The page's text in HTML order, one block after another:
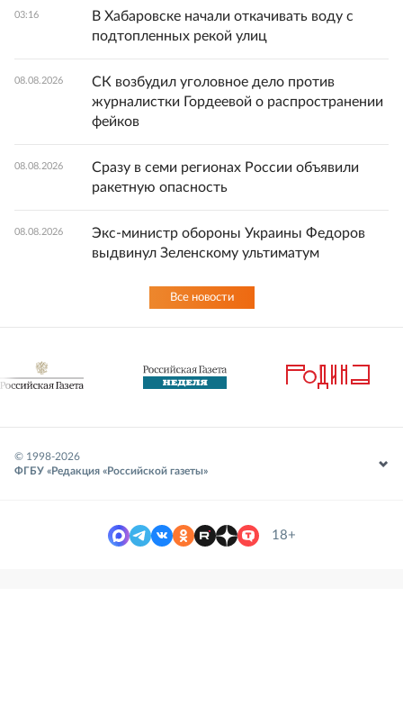
03:16
В Хабаровске начали откачивать воду с
подтопленных рекой улиц
08.08.2026
СК возбудил уголовное дело против
журналистки Гордеевой о распространении
фейков
08.08.2026
Сразу в семи регионах России объявили
ракетную опасность
08.08.2026
Экс-министр обороны Украины Федоров
выдвинул Зеленскому ультиматум
Все новости
© 1998-2026
ФГБУ «Редакция «Российской газеты»
18+